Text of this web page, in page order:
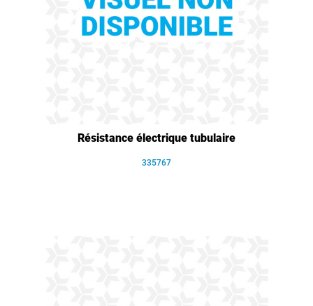
Résistance électrique tubulaire
335767